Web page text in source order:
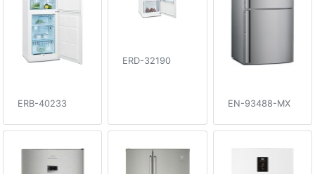
ERB-40233
ERD-32190
EN-93488-MX